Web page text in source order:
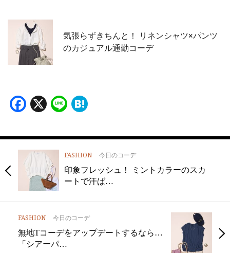
気張らずきちんと！ リネンシャツ×パンツ
のカジュアル通勤コーデ
Facebook
X Line
FASHION 今日のコーデ
印象フレッシュ！ ミントカラーのスカ
ートで汗ば…
FASHION 今日のコーデ
無地Tコーデをアップデートするなら…
「シアーパ…